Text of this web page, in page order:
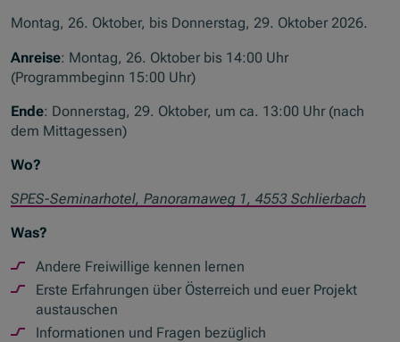
Montag, 26. Oktober, bis Donnerstag, 29. Oktober 2026.
Anreise: Montag, 26. Oktober bis 14:00 Uhr
(Programmbeginn 15:00 Uhr)
Ende: Donnerstag, 29. Oktober, um ca. 13:00 Uhr (nach
dem Mittagessen)
Wo?
SPES-Seminarhotel, Panoramaweg 1, 4553 Schlierbach
Was?
Andere Freiwillige kennen lernen
Erste Erfahrungen über Österreich und euer Projekt
austauschen
Informationen und Fragen bezüglich